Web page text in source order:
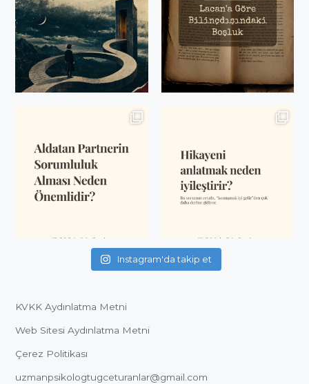
Instagram'da takip et
KVKK Aydınlatma Metni
Web Sitesi Aydınlatma Metni
Çerez Politikası
uzmanpsikologtugceturanlar@gmail.com